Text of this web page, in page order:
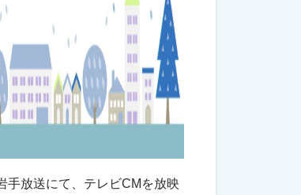
手放送にて、テレビCMを放映